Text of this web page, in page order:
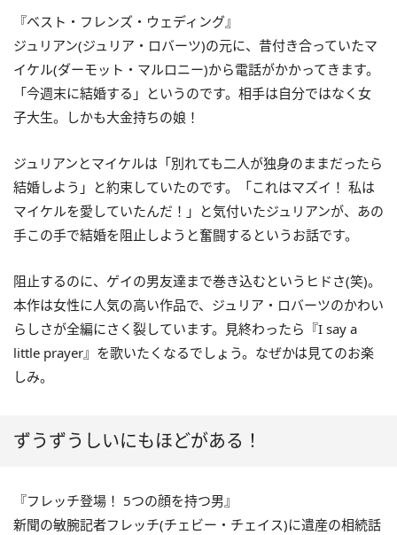
『ベスト・フレンズ・ウェディング』
ジュリアン(ジュリア・ロバーツ)の元に、昔付き合っていたマ
イケル(ダーモット・マルロニー)から電話がかかってきます。
「今週末に結婚する」というのです。相手は自分ではなく女
子大生。しかも大金持ちの娘！
ジュリアンとマイケルは「別れても二人が独身のままだったら
結婚しよう」と約束していたのです。「これはマズイ！ 私は
マイケルを愛していたんだ！」と気付いたジュリアンが、あの
手この手で結婚を阻止しようと奮闘するというお話です。
阻止するのに、ゲイの男友達まで巻き込むというヒドさ(笑)。
本作は女性に人気の高い作品で、ジュリア・ロバーツのかわい
らしさが全編にさく裂しています。見終わったら『I say a
little prayer』を歌いたくなるでしょう。なぜかは見てのお楽
しみ。
ずうずうしいにもほどがある！
『フレッチ登場！ 5つの顔を持つ男』
新聞の敏腕記者フレッチ(チェビー・チェイス)に遺産の相続話